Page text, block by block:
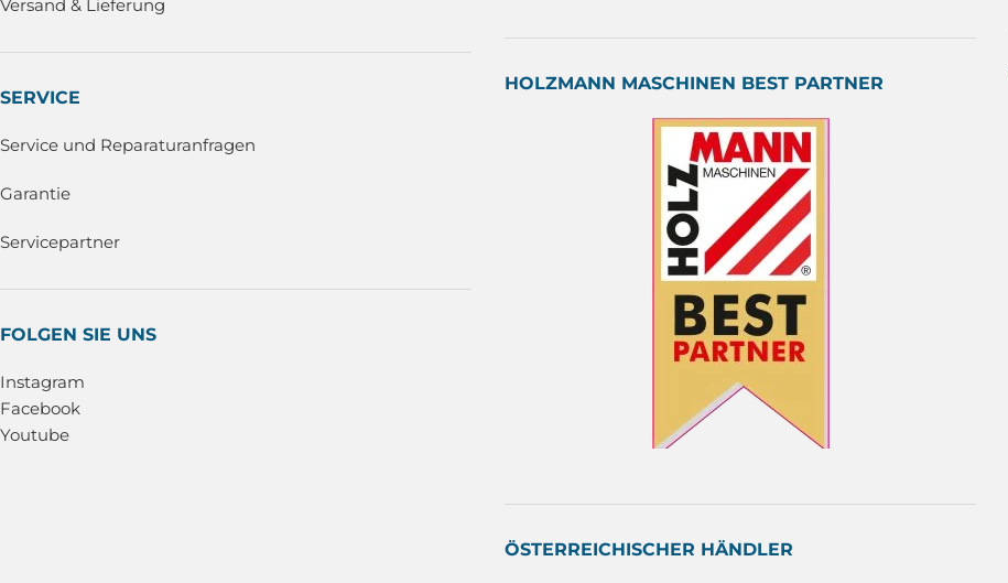
Versand & Lieferung
SERVICE
Service und Reparaturanfragen
Garantie
Servicepartner
FOLGEN SIE UNS
Instagram
Facebook
Youtube
HOLZMANN MASCHINEN BEST PARTNER
ÖSTERREICHISCHER HÄNDLER